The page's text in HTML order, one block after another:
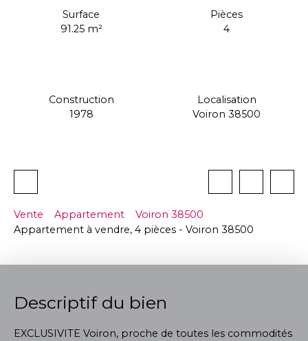
Surface
91.25 m²
Pièces
4
Construction
1978
Localisation
Voiron 38500
Vente Appartement
Voiron 38500
Appartement à vendre, 4 pièces - Voiron 38500
Descriptif du bien
EXCLUSIVITE Voiron, proche de toutes les commodités